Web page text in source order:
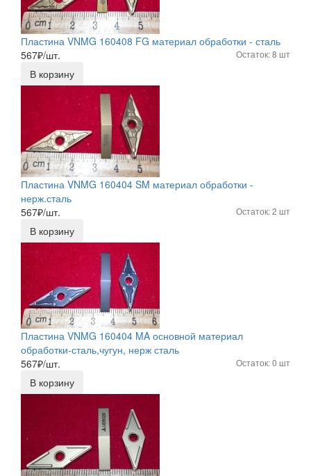
Пластина VNMG 160408 FG материал обработки - сталь
567₽/шт. Остаток: 8 шт
В корзину
Пластина VNMG 160404 SM материал обработки -
нерж.сталь
567₽/шт. Остаток: 2 шт
В корзину
Пластина VNMG 160404 MA основной материал
обработки-сталь,чугун, нерж сталь
567₽/шт. Остаток: 0 шт
В корзину